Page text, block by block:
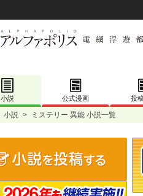
小説 公式漫画 投
小説 > ミステリー 異能 小説一覧